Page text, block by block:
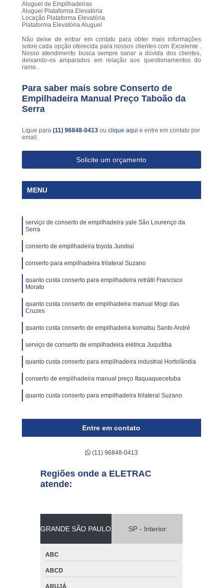
Aluguel de Empilhadeiras
Aluguel Plataforma Elevatória
Locação Plataforma Elevatória
Plataforma Elevatória Aluguel
Não deixe de entrar em contato para obter mais informações
sobre cada opção oferecida para nossos clientes com Excelente .
Nosso atendimento busca sempre sanar a dúvida dos clientes,
deixando-os amparados em relação aos questionamentos do
ramo.
Para saber mais sobre Conserto de
Empilhadeira Manual Preço Taboão da
Serra
Ligue para (11) 96848-0413 ou clique aqui e entre em contato por
email.
Solicite um orçamento
MENU
serviço de conserto de empilhadeira yale São Lourenço da
Serra
conserto de empilhadeira toyota Jundiaí
conserto para empilhadeira trilateral Suzano
quanto custa conserto para empilhadeira retrátil Francisco
Morato
quanto custa conserto de empilhadeira manual Mogi das
Cruzes
quanto custa conserto de empilhadeira komatsu Santo André
serviço de conserto de empilhadeira elétrica Juquitiba
quanto custa conserto para empilhadeira industrial Hortolândia
conserto de empilhadeira manual preço Itaquaquecetuba
quanto custa conserto para empilhadeira trilateral Suzano
Entre em contato
(11) 96848-0413
Regiões onde a ELETRAC
atende:
GRANDE SÃO PAULO SP - Interior
ABC
ABCD
ARUJÁ